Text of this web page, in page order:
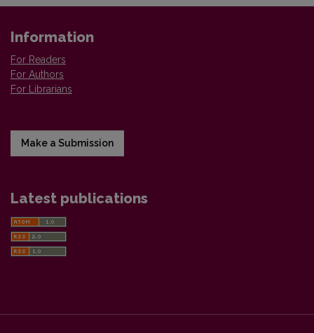
Information
For Readers
For Authors
For Librarians
Make a Submission
Latest publications